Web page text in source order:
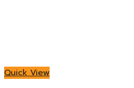
Quick View